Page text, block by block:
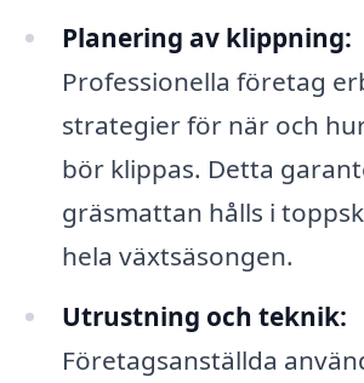
Planering av klippning:
Professionella företag
strategier för när och
bör klippas. Detta
gräsmattan hålls i
hela växtsäsongen.
Utrustning och teknik:
Företagsanställda